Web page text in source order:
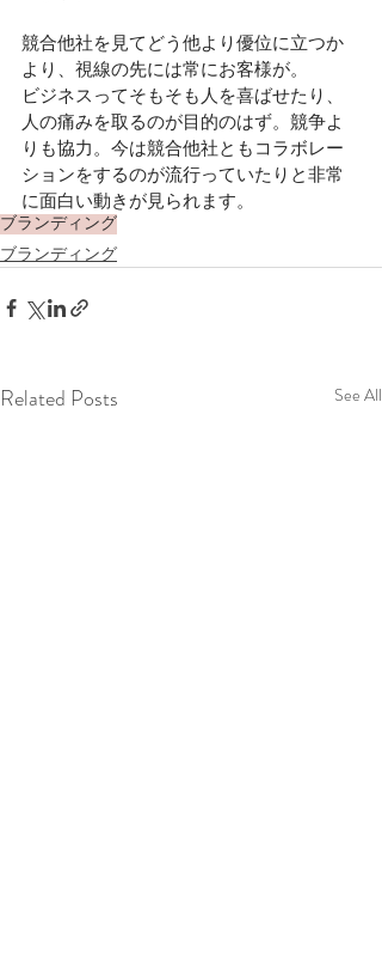
競合他社を見てどう他より優位に立つか
より、視線の先には常にお客様が。
ビジネスってそもそも人を喜ばせたり、
人の痛みを取るのが目的のはず。競争よ
りも協力。今は競合他社ともコラボレー
ションをするのが流行っていたりと非常
に面白い動きが見られます。⁣
ブランディング
ブランディング
Related Posts See All